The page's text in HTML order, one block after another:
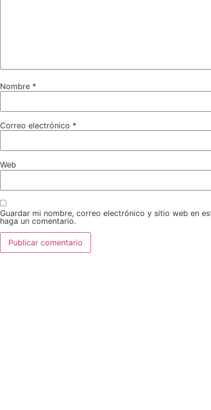
Nombre *
Correo electrónico *
Web
Guardar mi nombre, correo electrónico y sitio web en
haga un comentario.